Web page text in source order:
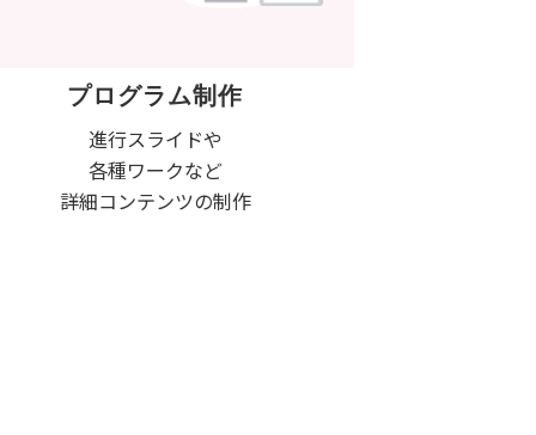
プログラム制作
進行スライドや
各種ワークなど
詳細コンテンツの制作